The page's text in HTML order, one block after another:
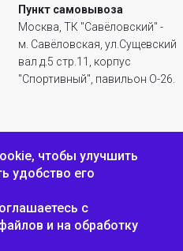
Пункт самовывоза
Москва, ТК "Савёловский" -
м. Савёловская, ул.Сущевский
вал д.5 стр.11, корпус
"Спортивный", павильон О-26.
ОБРАТНАЯ СВЯЗЬ
Пожаловаться
чтобы улучшить
удобство его
с
и на обработку